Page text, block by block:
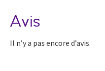
Avis
Il n’y a pas encore d’avis.